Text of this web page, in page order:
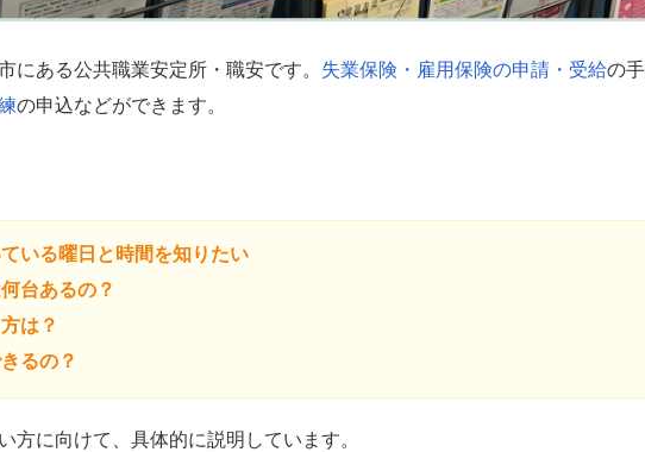
にある公共職業安定所・職安です。 失業保険・雇用保険の申請・受給の
の申込などができます。
いる曜日と時間を知りたい
台あるの？
は？
るの？
方に向けて、具体的に説明しています。